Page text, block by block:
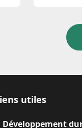
utiles
Développement